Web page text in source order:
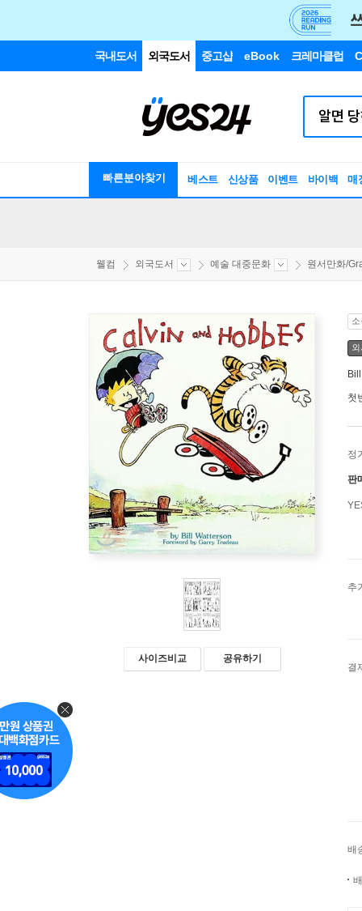
국내도서 외국도서 중고샵 eBook 크레마클럽
빠른분야찾기 베스트 신상품 이벤트 바이백 매
웰컴 외국도서 예술 대중문화 원서만화/
사이즈비교 공유하기
첫
정
판
추
결
배